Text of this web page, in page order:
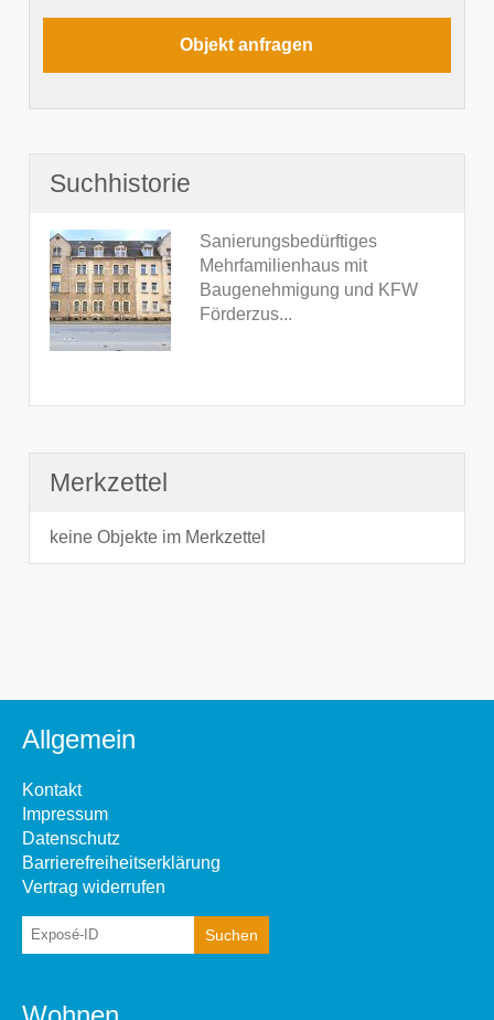
Suchhistorie
Sanierungsbedürftiges
Mehrfamilienhaus mit
Baugenehmigung und KFW
Förderzus...
Merkzettel
keine Objekte im Merkzettel
Allgemein
Kontakt
Impressum
Datenschutz
Barrierefreiheitserklärung
Vertrag widerrufen